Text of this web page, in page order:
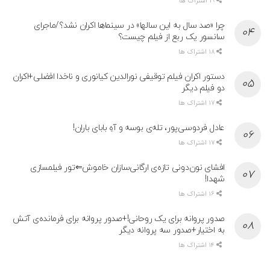
چرا «صد سال به این سالها» در سینماها اکران نشد؟/ماجرای
سانسور یک ربع از فیلم چیست؟
دستور اکران فیلم توقیفی نورالدین کیانوری و ناخدا افضلی+اکران
دو فیلم دیگر
عادل فردوسی‌پور، تله‌ی بوسه و آهِ بابای باران!
افشای نون‌دونی تازه‌ی ارگانی‌سازان خاموش⇐تور فیلمسازی
شهدا!
صدور پروانه برای یک روحانی!+صدور پروانه برای فرمانده‌ی آتش
به اختیار+صدور سه پروانه دیگر